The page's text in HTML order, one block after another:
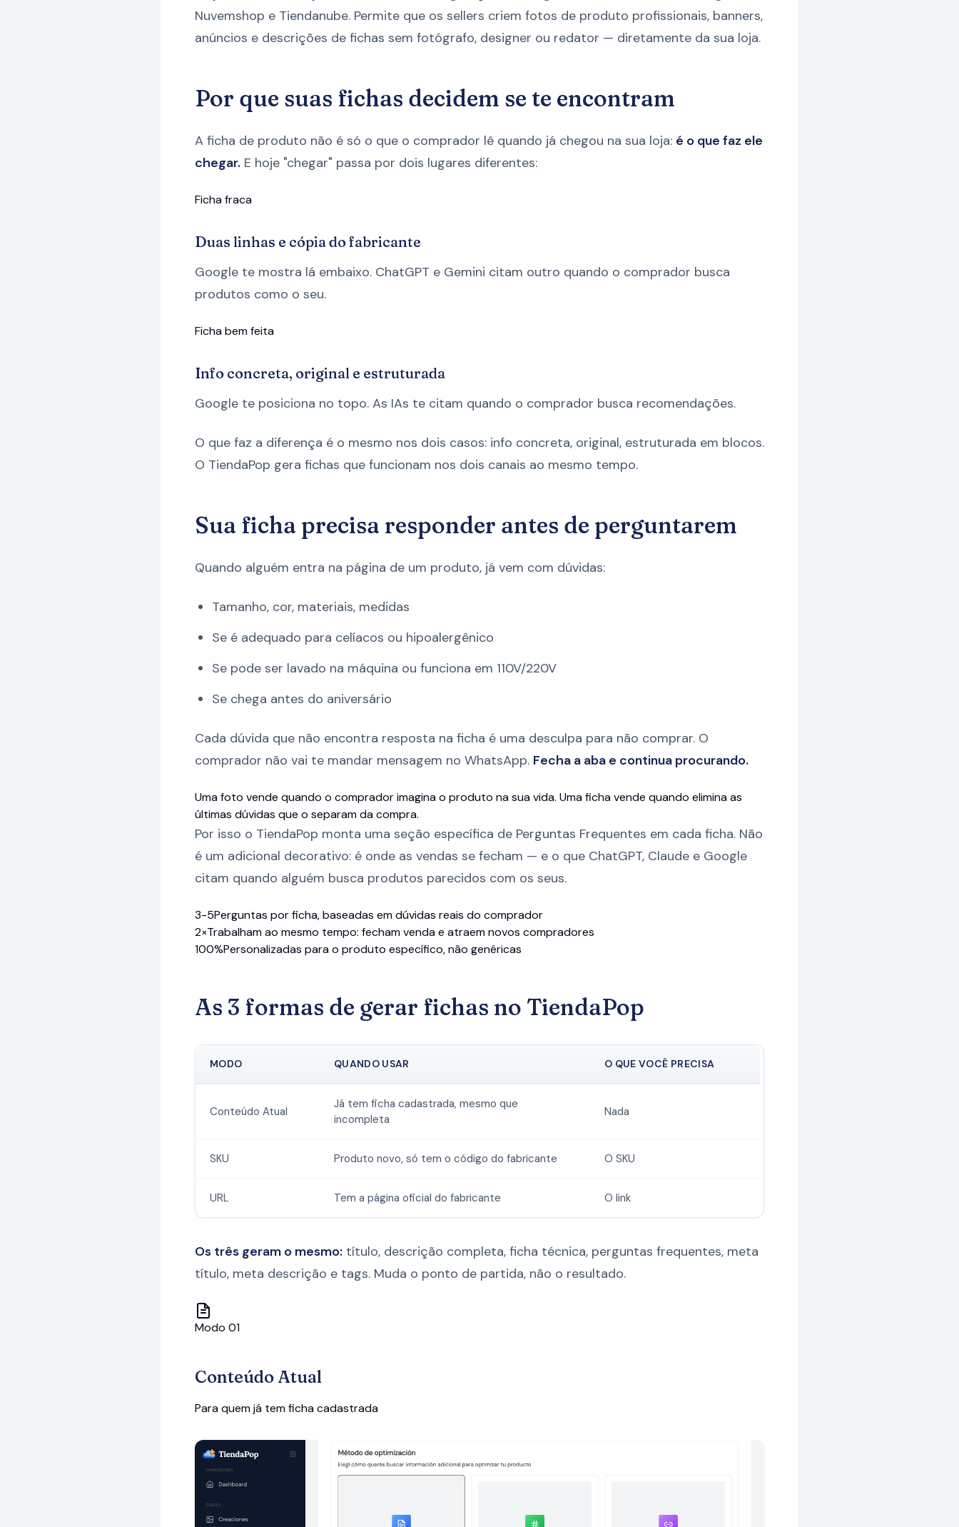
Nuvemshop e Tiendanube. Permite que os sellers criem fotos de produto profissionais, banners,
anúncios e descrições de fichas sem fotógrafo, designer ou redator — diretamente da sua loja.
Por que suas fichas decidem se te encontram
A ficha de produto não é só o que o comprador lê quando já chegou na sua loja: é o que faz ele
chegar. E hoje "chegar" passa por dois lugares diferentes:
Ficha fraca
Duas linhas e cópia do fabricante
Google te mostra lá embaixo. ChatGPT e Gemini citam outro quando o comprador busca
produtos como o seu.
Ficha bem feita
Info concreta, original e estruturada
Google te posiciona no topo. As IAs te citam quando o comprador busca recomendações.
O que faz a diferença é o mesmo nos dois casos: info concreta, original, estruturada em blocos.
O TiendaPop gera fichas que funcionam nos dois canais ao mesmo tempo.
Sua ficha precisa responder antes de perguntarem
Quando alguém entra na página de um produto, já vem com dúvidas:
Tamanho, cor, materiais, medidas
Se é adequado para celíacos ou hipoalergênico
Se pode ser lavado na máquina ou funciona em 110V/220V
Se chega antes do aniversário
Cada dúvida que não encontra resposta na ficha é uma desculpa para não comprar. O
comprador não vai te mandar mensagem no WhatsApp. Fecha a aba e continua procurando.
Uma foto vende quando o comprador imagina o produto na sua vida. Uma ficha vende quando elimina as
últimas dúvidas que o separam da compra.
Por isso o TiendaPop monta uma seção específica de Perguntas Frequentes em cada ficha. Não
é um adicional decorativo: é onde as vendas se fecham — e o que ChatGPT, Claude e Google
citam quando alguém busca produtos parecidos com os seus.
3-5Perguntas por ficha, baseadas em dúvidas reais do comprador
2×Trabalham ao mesmo tempo: fecham venda e atraem novos compradores
100%Personalizadas para o produto específico, não genéricas
As 3 formas de gerar fichas no TiendaPop
MODO QUANDO USAR O QUE VOCÊ PRECISA
Conteúdo Atual
Já tem ficha cadastrada, mesmo que
incompleta
Nada
SKU Produto novo, só tem o código do fabricante O SKU
URL Tem a página oficial do fabricante O link
Os três geram o mesmo: título, descrição completa, ficha técnica, perguntas frequentes, meta
título, meta descrição e tags. Muda o ponto de partida, não o resultado.
Modo 01
Conteúdo Atual
Para quem já tem ficha cadastrada